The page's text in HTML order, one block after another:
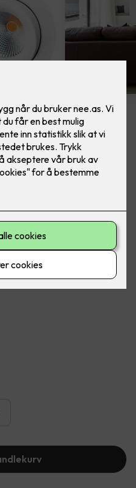
dimmer
2700 m/ LED
spredning og 30
bruke, inkl. LED